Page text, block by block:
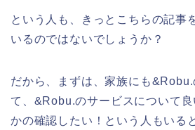
という人も、きっとこちらの記事
いるのではないでしょうか？
だから、まずは、家族にも
て、&Robu.のサービスについて良
かの確認したい！という人もいる